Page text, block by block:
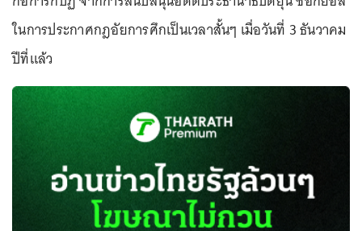
ในการประกาศกฎอัยการศึกเป็นเวลาสั้นๆ เมื่อวันที่ 3 ธันวาคม
ปีที่แล้ว